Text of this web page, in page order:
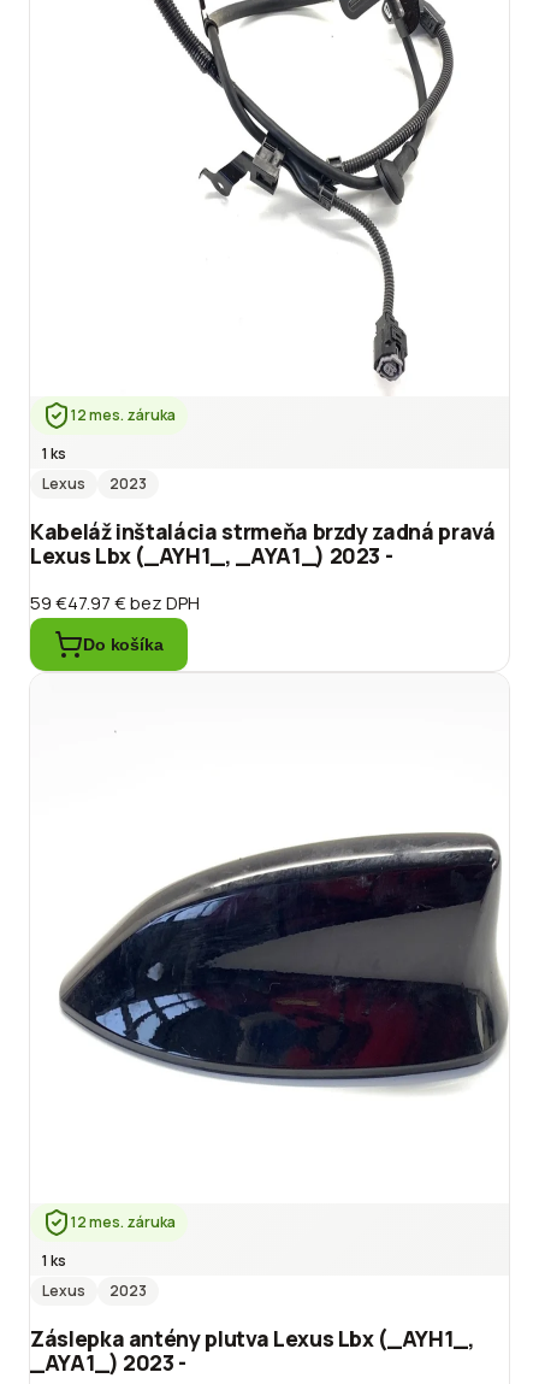
12 mes. záruka
1 ks
Lexus
2023
Kabeláž inštalácia strmeňa brzdy zadná pravá
Lexus Lbx (_AYH1_, _AYA1_) 2023 -
59 €47.97 €bez DPH
Do košíka
12 mes. záruka
1 ks
Lexus
2023
Záslepka antény plutva Lexus Lbx (_AYH1_,
_AYA1_) 2023 -